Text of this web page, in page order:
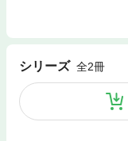
シリーズ 全2冊